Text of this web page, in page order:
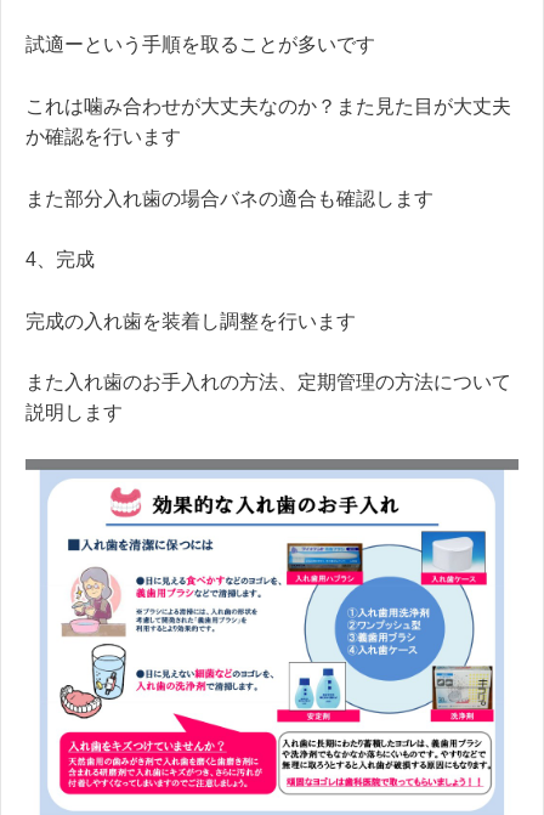
試適ーという手順を取ることが多いです
これは噛み合わせが大丈夫なのか？また見た目が大丈夫
か確認を行います
また部分入れ歯の場合バネの適合も確認します
4、完成
完成の入れ歯を装着し調整を行います
また入れ歯のお手入れの方法、定期管理の方法について
説明します